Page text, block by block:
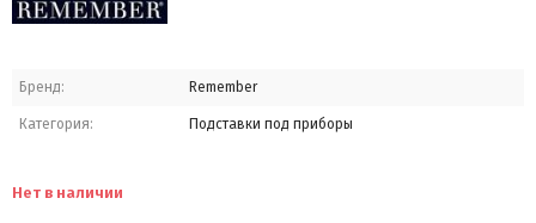
Бренд: Remember
Категория: Подставки под приборы
Нет в наличии